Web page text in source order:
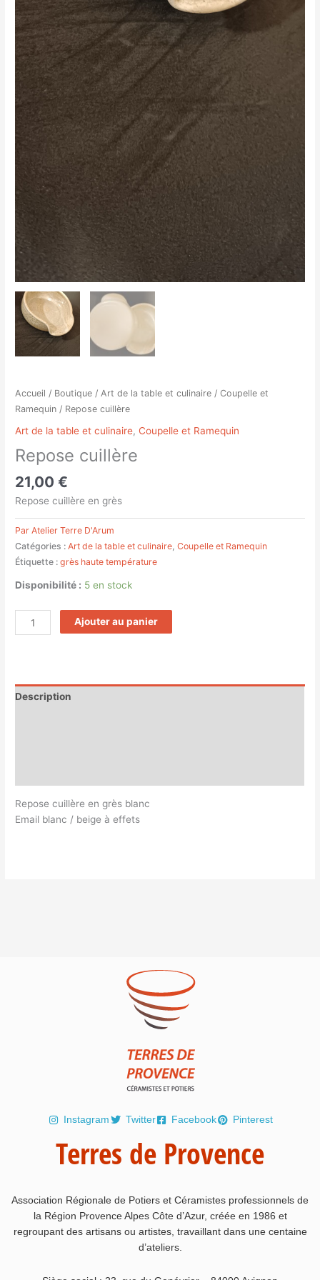
Accueil / Boutique /Art de la table et culinaire /Coupelle et
Ramequin / Repose cuillère
Art de la table et culinaire,Coupelle et Ramequin
Repose cuillère
21,00€
Repose cuillère en grès
Par Atelier Terre D'Arum
Catégories :Art de la table et culinaire,Coupelle et Ramequin
Étiquette :grès haute température
Disponibilité : 5 en stock
Ajouter au panier
Description
Repose cuillère en grès blanc
Email blanc / beige à effets
Instagram Twitter Facebook Pinterest
Terres de Provence
Association Régionale de Potiers et Céramistes professionnels de
la Région Provence Alpes Côte d’Azur, créée en 1986 et
regroupant des artisans ou artistes, travaillant dans une centaine
d’ateliers.